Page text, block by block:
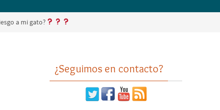
a mi gato?
¿Seguimos en contacto?